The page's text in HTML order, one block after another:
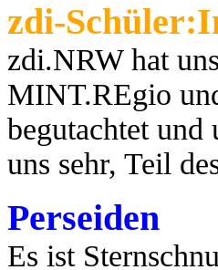
zdi-
zdi.NRW hat
MINT.REgio
begutachtet
uns sehr, Teil
Perseiden
Es ist